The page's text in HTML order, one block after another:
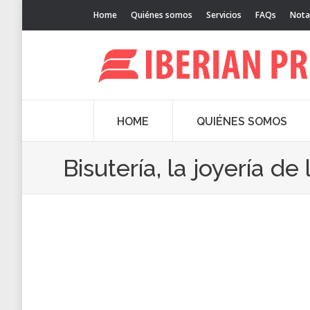
Home Quiénes somos Servicios FAQs
HOME QUIÉNES SOMOS
Bisutería, la joyería de